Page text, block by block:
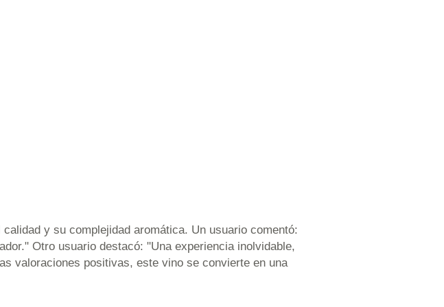
y su complejidad aromática. Un usuario comentó:
Otro usuario destacó: "Una experiencia inolvidable,
valoraciones positivas, este vino se convierte en una